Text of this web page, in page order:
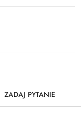
ZADAJ PYTANIE